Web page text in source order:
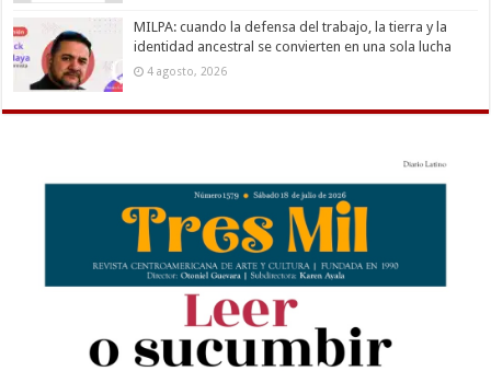
MILPA: cuando la defensa del trabajo, la tierra y la
identidad ancestral se convierten en una sola lucha
4 agosto, 2026